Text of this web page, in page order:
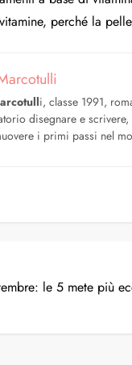
perché la
i, classe 1991,
disegnare e
i primi passi nel
le 5 mete più